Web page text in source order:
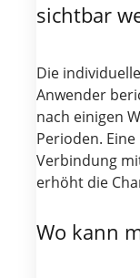
sichtbar
Die
Anwender
nach einigen
Perioden.
Verbindung
erhöht die
Wo kann